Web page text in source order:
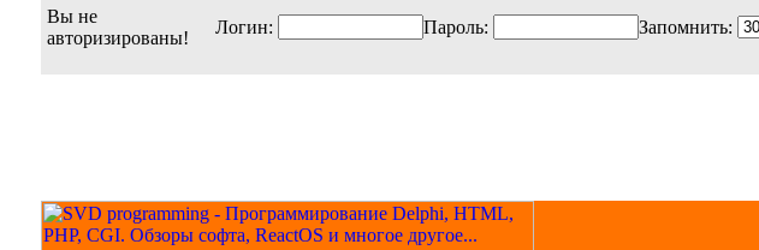
Вы не
авторизированы!
Логин: Пароль: Запомнить: